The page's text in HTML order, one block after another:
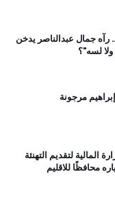
رآه جمال عبدالناصر يدخن
لسه"؟
مرجونة
لتقديم التهنئة
محافظًا للاقليم